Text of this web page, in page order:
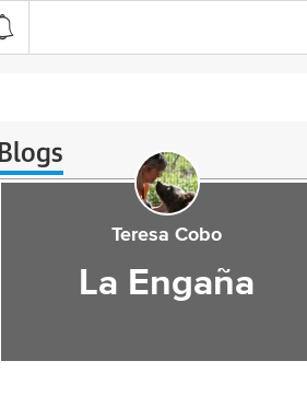
Blogs
Teresa Cobo
La Engaña